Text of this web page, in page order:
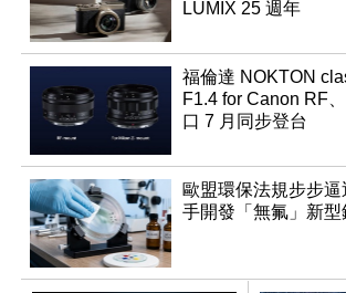
LUMIX 25 週年
福倫達 NOKTON
F1.4 for Canon RF
口 7 月同步登台
歐盟環保法規步步
手開發「無氟」新